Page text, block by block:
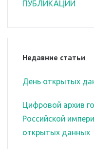
ПУБЛИКАЦИИ
Недавние статьи
День открытых
Цифровой архив
Российской
открытых данных